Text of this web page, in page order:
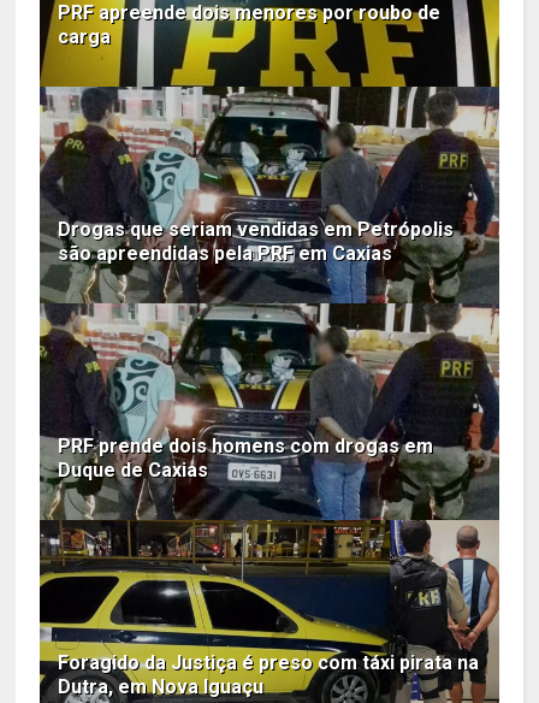
PRF apreende dois menores por roubo de
carga
Drogas que seriam vendidas em Petrópolis
são apreendidas pela PRF em Caxias
PRF prende dois homens com drogas em
Duque de Caxias
Foragido da Justiça é preso com táxi pirata na
Dutra, em Nova Iguaçu